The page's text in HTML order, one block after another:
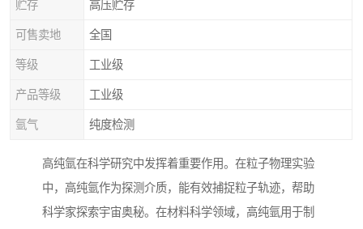
贮存 高压贮存
可售卖地 全国
等级 工业级
产品等级 工业级
氩气 纯度检测
高纯氩在科学研究中发挥着重要作用。在粒子物理实验
中，高纯氩作为探测介质，能有效捕捉粒子轨迹，帮助
科学家探索宇宙奥秘。在材料科学领域，高纯氩用于制